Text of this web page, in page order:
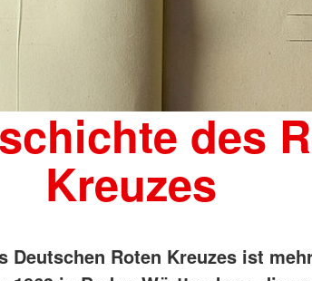
des
Kreuzes
Deutschen Roten Kreuzes ist